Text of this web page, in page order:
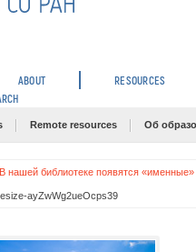
ABOUT RESOURCES
Remote resources Об
В нашей библиотеке появятся «именные»
ayZwWg2ueOcps39